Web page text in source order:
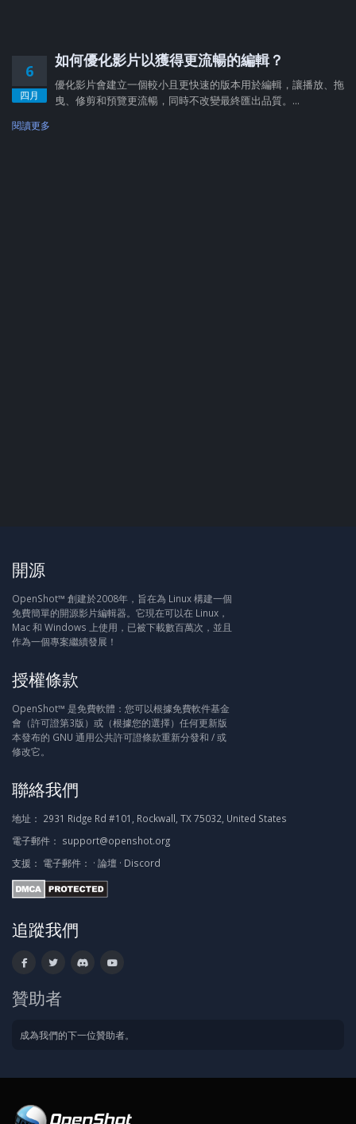
6
四月
如何優化影片以獲得更流暢的編輯？
優化影片會建立一個較小且更快速的版本用於編輯，讓播放、拖
曳、修剪和預覽更流暢，同時不改變最終匯出品質。...
閱讀更多
開源
OpenShot™ 創建於2008年，旨在為 Linux 構建一個
免費簡單的開源影片編輯器。它現在可以在 Linux，
Mac 和 Windows 上使用，已被下載數百萬次，並且
作為一個專案繼續發展！
授權條款
OpenShot™ 是免費軟體：您可以根據免費軟件基金
會（許可證第3版）或（根據您的選擇）任何更新版
本發布的 GNU 通用公共許可證條款重新分發和 / 或
修改它。
聯絡我們
地址： 2931 Ridge Rd #101, Rockwall, TX 75032, United States
電子郵件： support@openshot.org
支援： 電子郵件： · 論壇 · Discord
追蹤我們
贊助者
成為我們的下一位贊助者。